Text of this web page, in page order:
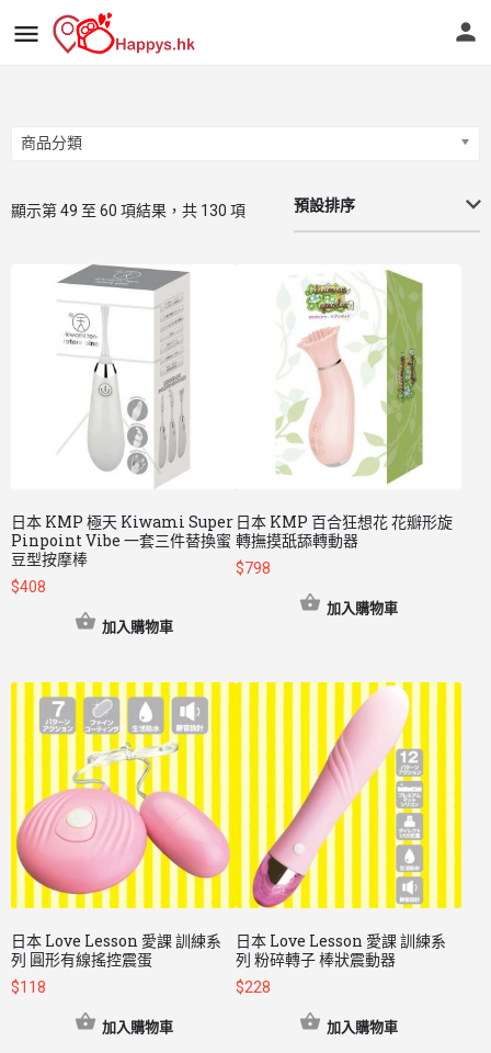
商品分類
顯示第 49 至 60 項結果，共 130 項 預設排序
日本 KMP 極天 Kiwami Super
Pinpoint Vibe 一套三件替換蜜
豆型按摩棒
$408
加入購物車
日本 KMP 百合狂想花 花瓣形旋
轉撫摸舐舔轉動器
$798
加入購物車
日本 Love Lesson 愛課 訓練系
列 圓形有線搖控震蛋
$118
加入購物車
日本 Love Lesson 愛課 訓練系
列 粉碎轉子 棒狀震動器
$228
加入購物車